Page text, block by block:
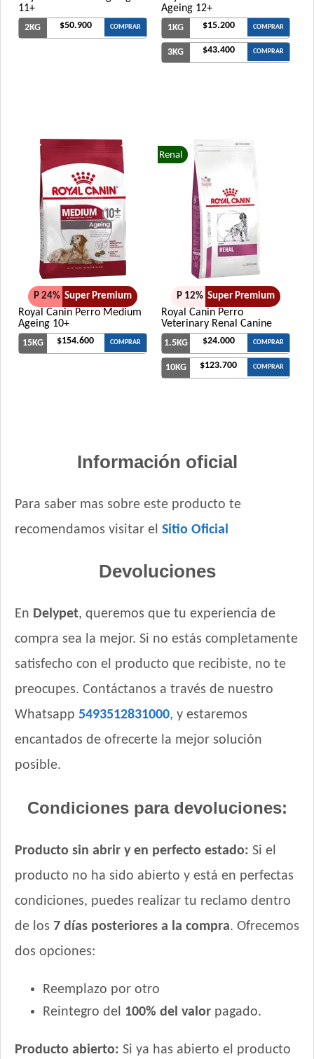
11+
2KG $50.900 COMPRAR
Ageing 12+
1KG $15.200 COMPRAR
3KG $43.400 COMPRAR
P 24% Super Premium
Royal Canin Perro Medium
Ageing 10+
15KG $154.600 COMPRAR
Renal
P 12% Super Premium
Royal Canin Perro
Veterinary Renal Canine
1.5KG $24.000 COMPRAR
10KG $123.700 COMPRAR
Información oficial
Para saber mas sobre este producto te
recomendamos visitar el Sitio Oficial
Devoluciones
En Delypet, queremos que tu experiencia de
compra sea la mejor. Si no estás completamente
satisfecho con el producto que recibiste, no te
preocupes. Contáctanos a través de nuestro
Whatsapp 5493512831000, y estaremos
encantados de ofrecerte la mejor solución
posible.
Condiciones para devoluciones:
Producto sin abrir y en perfecto estado: Si el
producto no ha sido abierto y está en perfectas
condiciones, puedes realizar tu reclamo dentro
de los 7 días posteriores a la compra. Ofrecemos
dos opciones:
Reemplazo por otro
Reintegro del 100% del valor pagado.
Producto abierto: Si ya has abierto el producto